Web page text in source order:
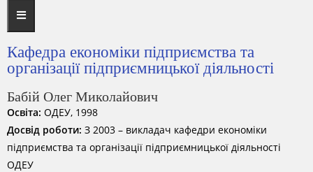
Кафедра економіки підприємства та
організації підприємницької діяльності
Бабій Олег Миколайович
Освіта: ОДЕУ, 1998
Досвід роботи: З 2003 – викладач кафедри економіки
підприємства та організації підприємницької діяльності
ОДЕУ